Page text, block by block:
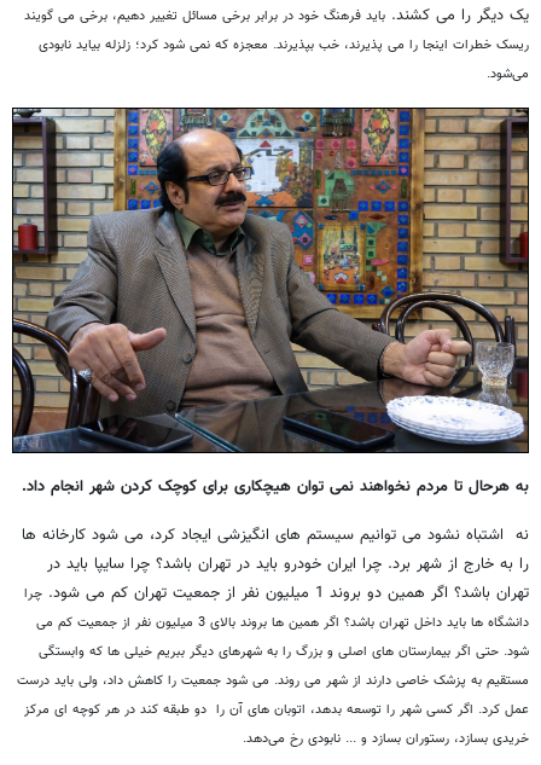
یک دیگر را می کشند. باید فرهنگ خود در برابر برخی مسائل تغییر دهیم، برخی می گویند
ریسک خطرات اینجا را می پذیرند، خب بپذیرند. معجزه که نمی شود کرد؛ زلزله بیاید نابودی
می‌شود.
به هرحال تا مردم نخواهند نمی توان هیچکاری برای کوچک کردن شهر انجام داد.
نه اشتباه نشود می توانیم سیستم های انگیزشی ایجاد کرد، می شود کارخانه ها
را به خارج از شهر برد. چرا ایران خودرو باید در تهران باشد؟ چرا سایپا باید در
تهران باشد؟ اگر همین دو بروند 1 میلیون نفر از جمعیت تهران کم می شود.
چرا
دانشگاه ها باید داخل تهران باشد؟ اگر همین ها بروند بالای 3 میلیون نفر از جمعیت کم می
شود. حتی اگر بیمارستان های اصلی و بزرگ را به شهرهای دیگر ببریم خیلی ها که وابستگی
مستقیم به پزشک خاصی دارند از شهر می روند. می شود جمعیت را کاهش داد، ولی باید درست
عمل کرد. اگر کسی شهر را توسعه بدهد، اتوبان های آن را دو طبقه کند در هر کوچه ای مرکز
خریدی بسازد، رستوران بسازد و ... نابودی رخ می‌دهد.